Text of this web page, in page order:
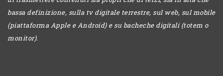
bassa definizione, sulla tv digitale terrestre, sul web, sul mobile
(piattaforma Apple e Android) e su bacheche digitali (totem o
monitor).